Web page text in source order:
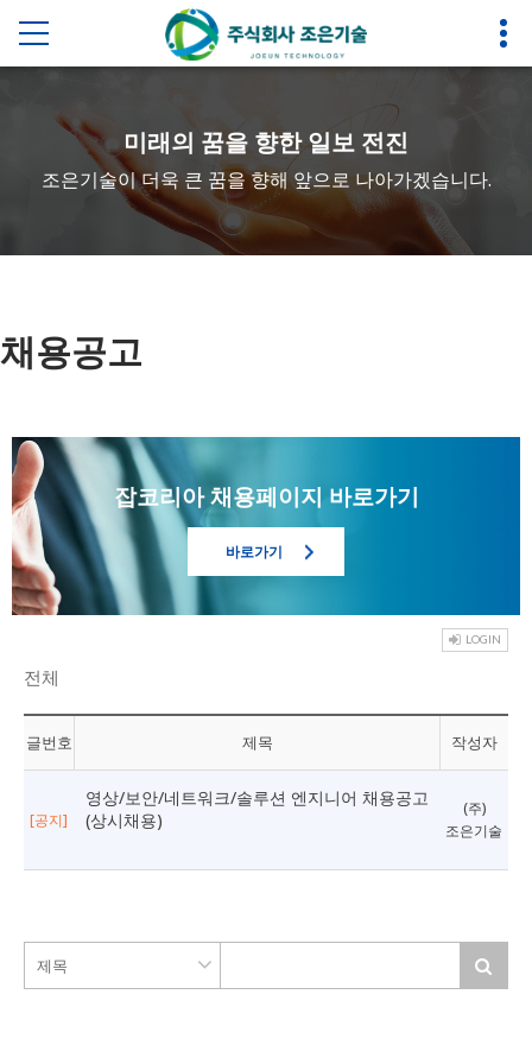
미래의 꿈을 향한 일보 전진
조은기술이 더욱 큰 꿈을 향해 앞으로 나아가겠습니다.
채용공고
잡코리아 채용페이지 바로가기
바로가기
LOGIN
전체
글번호 제목 작성자
[공지]
영상/보안/네트워크/솔루션 엔지니어 채용공고
(상시채용)
(주)
조은기술
제목